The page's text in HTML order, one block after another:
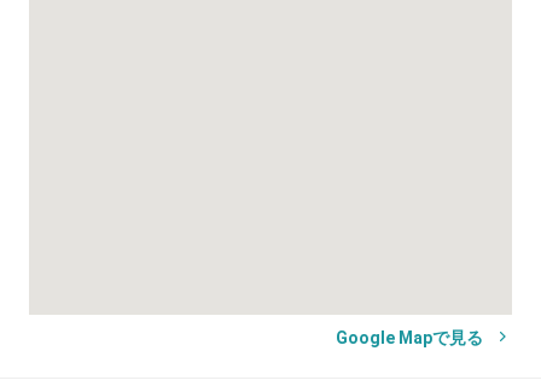
Google Mapで見る